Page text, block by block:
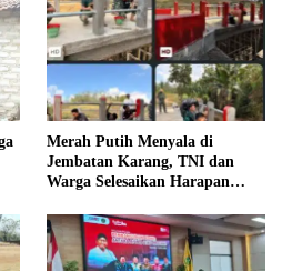
Merah Putih Menyala di
Jembatan Karang, TNI dan
Warga Selesaikan Harapan